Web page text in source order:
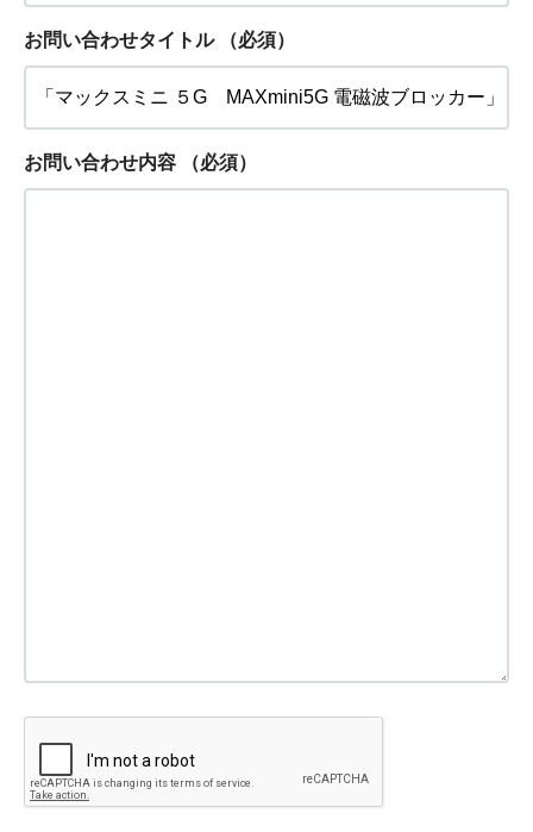
お問い合わせタイトル （必須）
お問い合わせ内容 （必須）